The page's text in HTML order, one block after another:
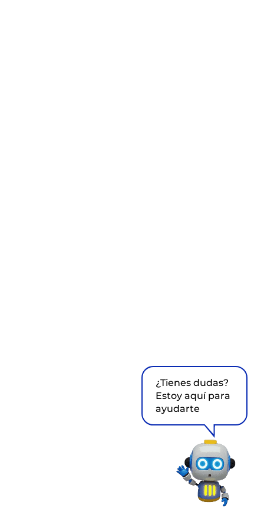
¿Tienes dudas?
Estoy aquí para
ayudarte